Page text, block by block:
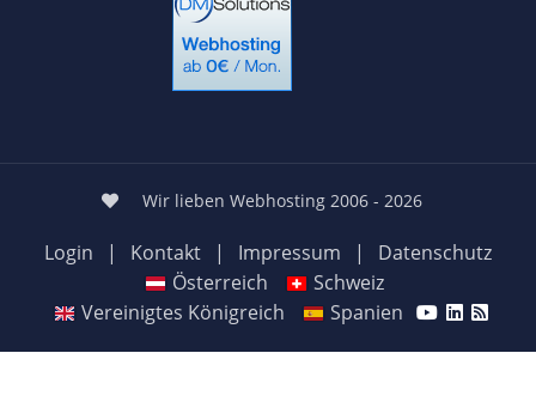
Wir lieben Webhosting 2006 - 2026
Login | Kontakt | Impressum |
Datenschutz
Österreich
Schweiz
Vereinigtes Königreich
Spanien